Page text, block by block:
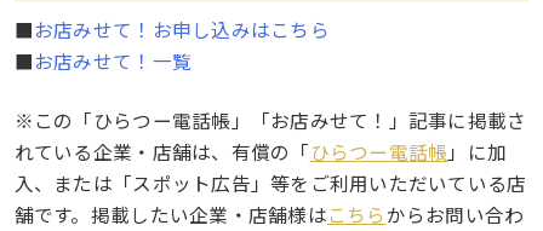
■お店みせて！お申し込みはこちら
■お店みせて！一覧
※この「ひらつー電話帳」「お店みせて！」記事に掲載さ
れている企業・店舗は、有償の「ひらつー電話帳」に加
入、または「スポット広告」等をご利用いただいている店
舗です。掲載したい企業・店舗様はこちら からお問い合わ